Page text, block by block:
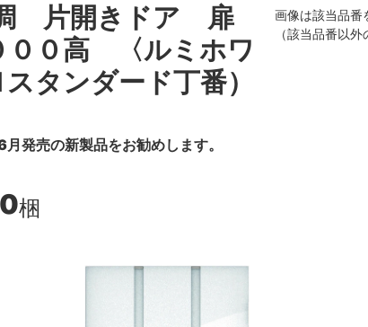
調 片開きドア 扉
０高 〈ルミホワ
ンダード丁番）
発売の新製品をお勧めします。
梱
画像は該当品番
（該当品番以